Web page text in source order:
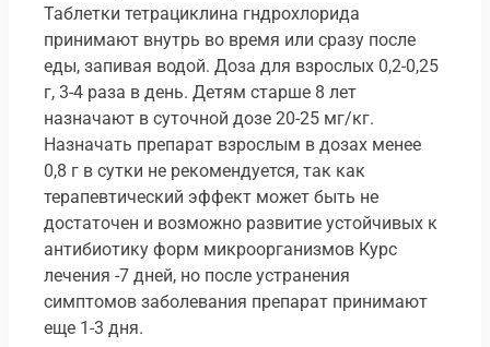
Таблетки тетрациклина гндрохлорида
принимают внутрь во время или сразу после
еды, запивая водой. Доза для взрослых 0,2-0,25
г, 3-4 раза в день. Детям старше 8 лет
назначают в суточной дозе 20-25 мг/кг.
Назначать препарат взрослым в дозах менее
0,8 г в сутки не рекомендуется, так как
терапевтический эффект может быть не
достаточен и возможно развитие устойчивых к
антибиотику форм микроорганизмов Курс
лечения -7 дней, но после устранения
симптомов заболевания препарат принимают
еще 1-3 дня.